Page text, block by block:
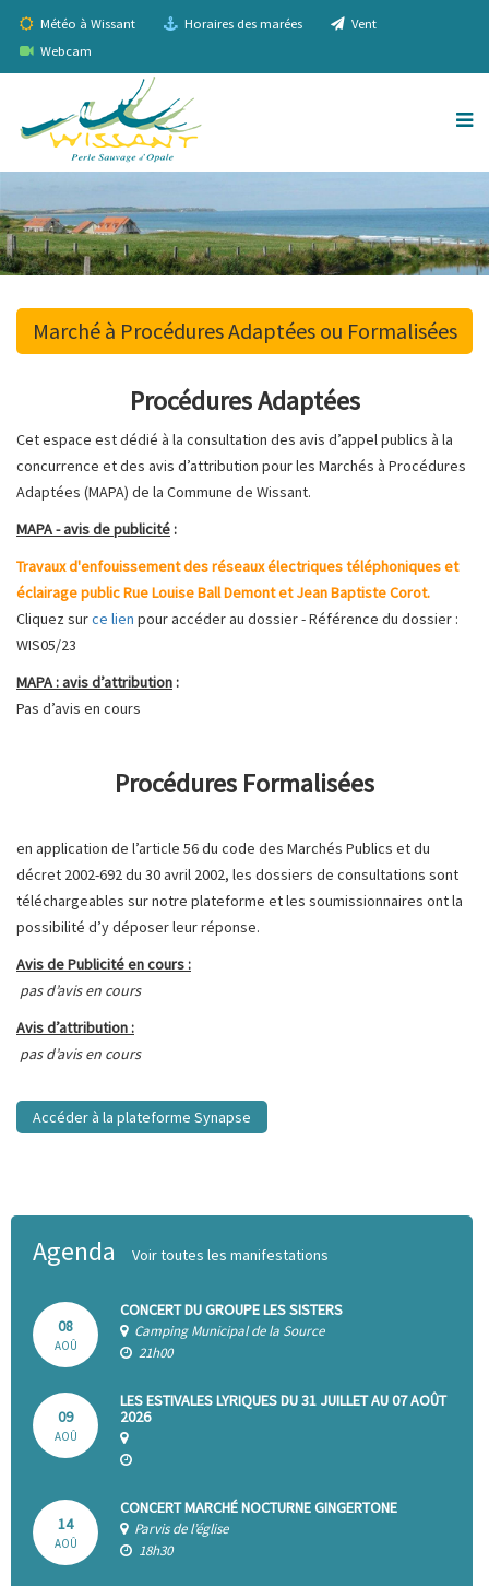
Météo à Wissant Horaires des marées
Vent
Webcam
Marché à Procédures Adaptées ou Formalisées
Procédures Adaptées
Cet espace est dédié à la consultation des avis d’appel publics à la
concurrence et des avis d’attribution pour les Marchés à Procédures
Adaptées (MAPA) de la Commune de Wissant.
MAPA - avis de publicité :
Travaux d'enfouissement des réseaux électriques téléphoniques et
éclairage public Rue Louise Ball Demont et Jean Baptiste Corot.
Cliquez surce lien pour accéder au dossier - Référence du dossier :
WIS05/23
MAPA : avis d’attribution :
Pas d’avis en cours
Procédures Formalisées
en application de l’article 56 du code des Marchés Publics et du
décret 2002-692 du 30 avril 2002, les dossiers de consultations sont
téléchargeables sur notre plateforme et les soumissionnaires ont la
possibilité d’y déposer leur réponse.
Avis de Publicité en cours :
pas d’avis en cours
Avis d’attribution :
pas d’avis en cours
Accéder à la plateforme Synapse
Agenda Voir toutes les manifestations
08
AOÛ
CONCERT DU GROUPE LES SISTERS
Camping Municipal de la Source
21h00
09
AOÛ
LES ESTIVALES LYRIQUES DU 31 JUILLET AU 07 AOÛT
2026
14
AOÛ
CONCERT MARCHÉ NOCTURNE GINGERTONE
Parvis de l’église
18h30